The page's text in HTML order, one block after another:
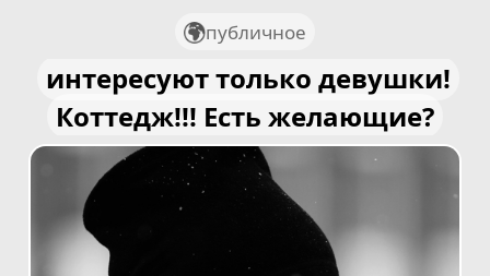
публичное
интересуют только девушки!
Коттедж!!! Есть желающие?